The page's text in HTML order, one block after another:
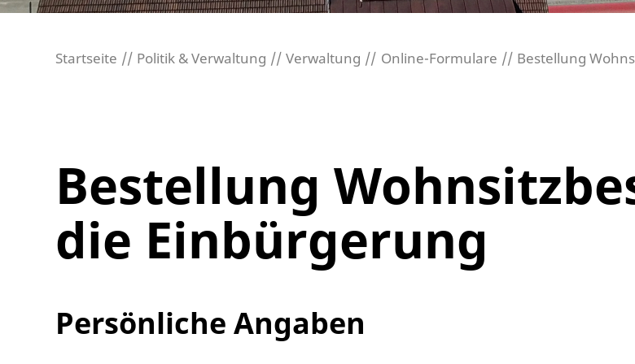
Startseite Politik & Verwaltung Verwaltung Online-Formulare Bestellung
Bestellung
die Einbürgerung
Persönliche Angaben